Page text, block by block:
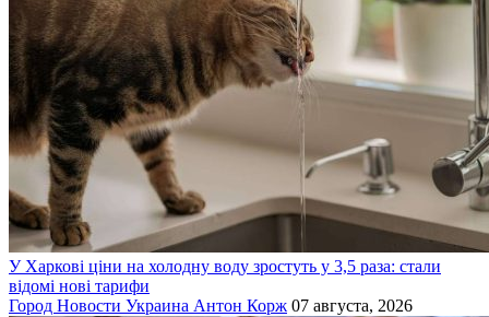
У Харкові ціни на холодну воду зростуть у 3,5 раза: стали
відомі нові тарифи
Город Новости Украина Антон Корж 07 августа, 2026